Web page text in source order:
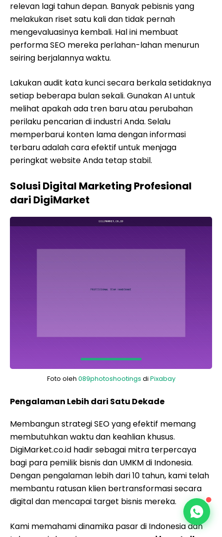
relevan lagi tahun depan. Banyak pebisnis yang
melakukan riset satu kali dan tidak pernah
mengevaluasinya kembali. Hal ini membuat
performa SEO mereka perlahan-lahan menurun
seiring berjalannya waktu.
Lakukan audit kata kunci secara berkala setidaknya
setiap beberapa bulan sekali. Gunakan AI untuk
melihat apakah ada tren baru atau perubahan
perilaku pencarian di industri Anda. Selalu
memperbarui konten lama dengan informasi
terbaru adalah cara efektif untuk menjaga
peringkat website Anda tetap stabil.
Solusi Digital Marketing Profesional
dari DigiMarket
Foto oleh 089photoshootings di Pixabay
Pengalaman Lebih dari Satu Dekade
Membangun strategi SEO yang efektif memang
membutuhkan waktu dan keahlian khusus.
DigiMarket.co.id hadir sebagai mitra terpercaya
bagi para pemilik bisnis dan UMKM di Indonesia.
Dengan pengalaman lebih dari 10 tahun, kami telah
membantu ratusan klien bertransformasi secara
digital dan mencapai target bisnis mereka.
Kami memahami dinamika pasar di Indonesia dan